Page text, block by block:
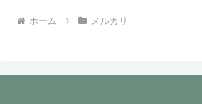
ホーム メルカリ